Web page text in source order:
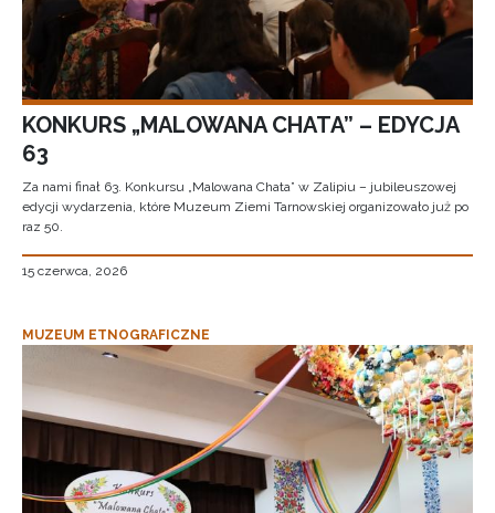
KONKURS „MALOWANA CHATA” – EDYCJA
63
Za nami finał 63. Konkursu „Malowana Chata” w Zalipiu – jubileuszowej
edycji wydarzenia, które Muzeum Ziemi Tarnowskiej organizowało już po
raz 50.
15 czerwca, 2026
MUZEUM ETNOGRAFICZNE